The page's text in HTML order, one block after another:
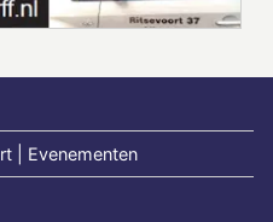
| Evenementen